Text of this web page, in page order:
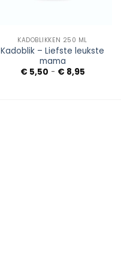
KADOBLIKKEN 250 ML
Kadoblik – Liefste leukste
mama
€5,50 - €8,95